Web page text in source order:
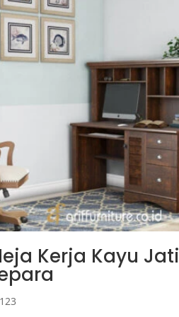
Kerja Kayu Jati
123